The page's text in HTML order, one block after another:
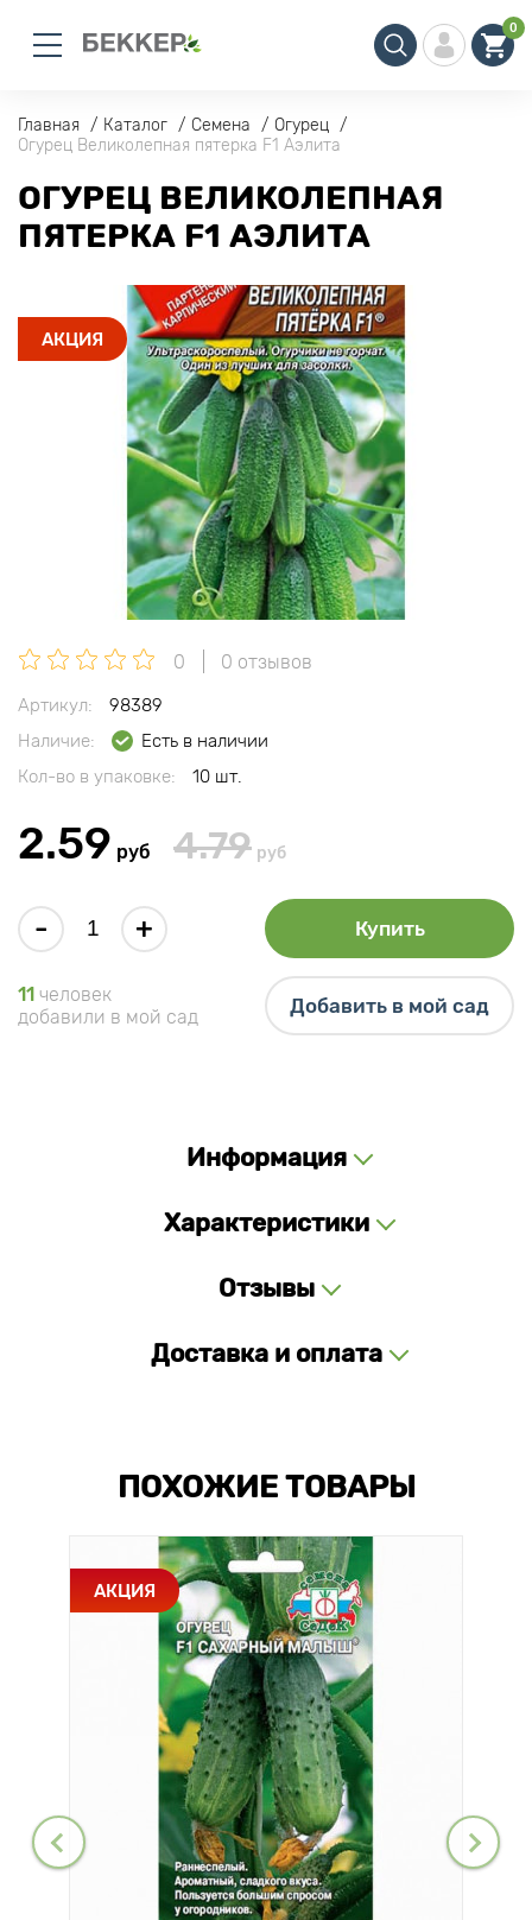
0
Главная Каталог Семена
Огурец
Огурец Великолепная пятерка F1 Аэлита
ОГУРЕЦ ВЕЛИКОЛЕПНАЯ
ПЯТЕРКА F1 АЭЛИТА
АКЦИЯ
0 0 отзывов
Артикул:
98389
Наличие:
Есть в наличии
Кол-во в упаковке:
10 шт.
2.59 руб 4.79 руб
- + Купить
11 человек
добавили в мой сад
Добавить в мой сад
Информация
Характеристики
Отзывы
Доставка и оплата
ПОХОЖИЕ ТОВАРЫ
АКЦИЯ